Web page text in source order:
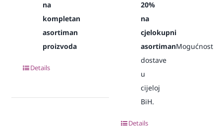
na
kompletan
asortiman
proizvoda
Details
20%
na
cjelokupni
asortimanMogućnost
dostave
u
cijeloj
BiH.
Details